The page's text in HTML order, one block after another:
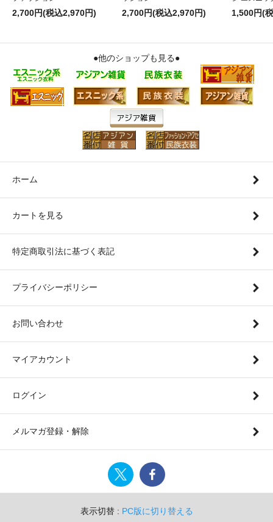
2,700円(税込2,970円) 2,700円(税込2,970円) 1,500円(
●他のショップも見る●
ホーム
カートを見る
特定商取引法に基づく表記
プライバシーポリシー
お問い合わせ
マイアカウント
ログイン
メルマガ登録・解除
表示切替 : PC版に切り替える